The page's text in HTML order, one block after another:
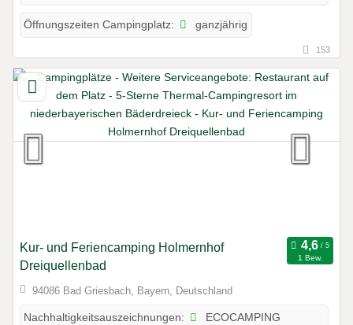
Öffnungszeiten Campingplatz: ganzjährig
153
Kur- und Feriencamping Holmernhof
Dreiquellenbad
1 Bew.
94086 Bad Griesbach, Bayern, Deutschland
Nachhaltigkeitsauszeichnungen:
ECOCAMPING